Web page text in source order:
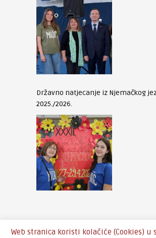
Državno natjecanje iz Njemačkog
2025./2026.
Web stranica koristi kolačiće (Cookies) u